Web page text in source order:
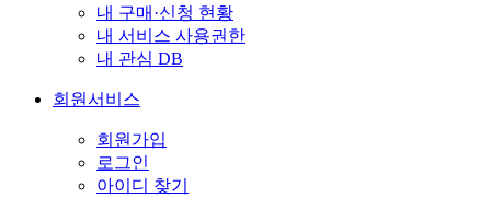
내 구매·신청 현황
내 서비스 사용권한
내 관심 DB
회원서비스
회원가입
로그인
아이디 찾기